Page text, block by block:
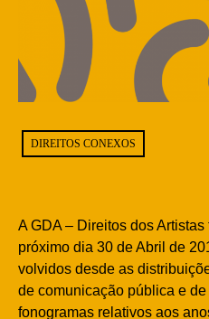
DIREITOS CONEXOS
A GDA – Direitos dos
próximo dia 30 de Abril de
volvidos desde as
de comunicação pública e
fonogramas relativos aos